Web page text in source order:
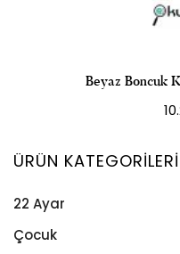
Beyaz Boncuk
ÜRÜN KATEGORILERI
22 Ayar
Çocuk